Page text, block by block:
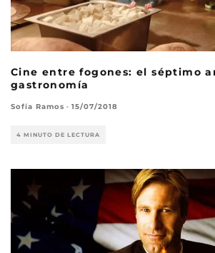
Cine entre fogones: el séptimo
gastronomía
Sofía Ramos · 15/07/2018
4 MINUTO DE LECTURA